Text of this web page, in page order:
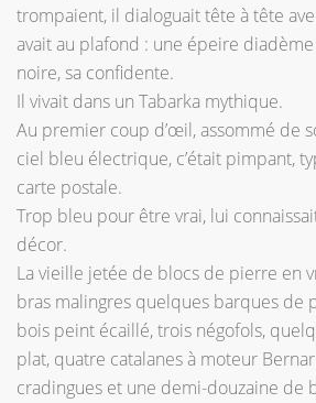
trompaient, il dialoguait tête à tête
avait au plafond : une épeire
noire, sa confidente.
Il vivait dans un Tabarka mythique.
Au premier coup d’œil, assommé de
ciel bleu électrique, c’était pimpant,
carte postale.
Trop bleu pour être vrai, lui
décor.
La vieille jetée de blocs de pierre en
bras malingres quelques barques de
bois peint écaillé, trois négofols,
plat, quatre catalanes à moteur
cradingues et une demi-douzaine de